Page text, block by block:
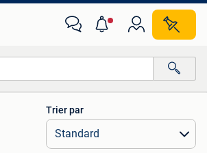
Toutes les distances…
Trier par